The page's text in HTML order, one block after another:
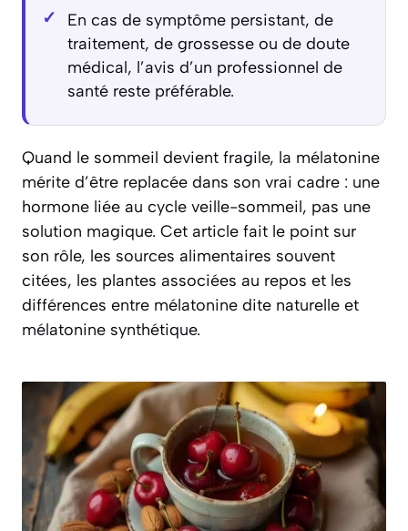
En cas de symptôme persistant, de
traitement, de grossesse ou de doute
médical, l’avis d’un professionnel de
santé reste préférable.
Quand le sommeil devient fragile, la mélatonine
mérite d’être replacée dans son vrai cadre : une
hormone liée au cycle veille-sommeil, pas une
solution magique. Cet article fait le point sur
son rôle, les sources alimentaires souvent
citées, les plantes associées au repos et les
différences entre mélatonine dite naturelle et
mélatonine synthétique.